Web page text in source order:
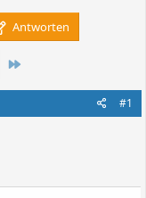
Antworten
Letzte
#1